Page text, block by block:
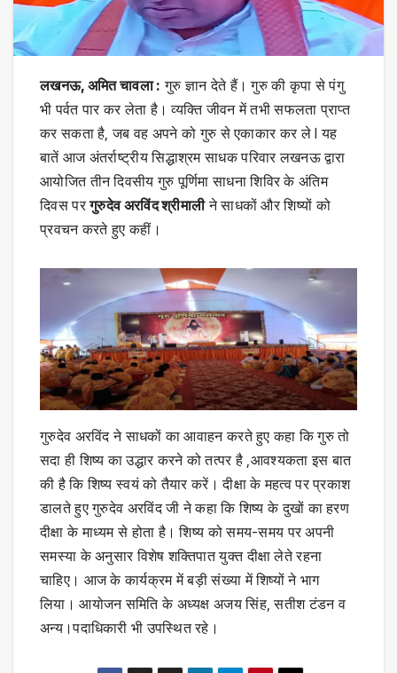
लखनऊ, अमित चावला : गुरु ज्ञान देते हैं। गुरु की कृपा से पंगु
भी पर्वत पार कर लेता है। व्यक्ति जीवन में तभी सफलता प्राप्त
कर सकता है, जब वह अपने को गुरु से एकाकार कर ले l यह
बातें आज अंतर्राष्ट्रीय सिद्धाश्रम साधक परिवार लखनऊ द्वारा
आयोजित तीन दिवसीय गुरु पूर्णिमा साधना शिविर के अंतिम
दिवस परगुरुदेव अरविंद श्रीमालीने साधकों और शिष्यों को
प्रवचन करते हुए कहीं।
गुरुदेव अरविंद ने साधकों का आवाहन करते हुए कहा कि गुरु तो
सदा ही शिष्य का उद्धार करने को तत्पर है ,आवश्यकता इस बात
की है कि शिष्य स्वयं को तैयार करें। दीक्षा के महत्व पर प्रकाश
डालते हुए गुरुदेव अरविंद जी ने कहा कि शिष्य के दुखों का हरण
दीक्षा के माध्यम से होता है। शिष्य को समय-समय पर अपनी
समस्या के अनुसार विशेष शक्तिपात युक्त दीक्षा लेते रहना
चाहिए। आज के कार्यक्रम में बड़ी संख्या में शिष्यों ने भाग
लिया। आयोजन समिति के अध्यक्ष अजय सिंह, सतीश टंडन व
अन्य।पदाधिकारी भी उपस्थित रहे।